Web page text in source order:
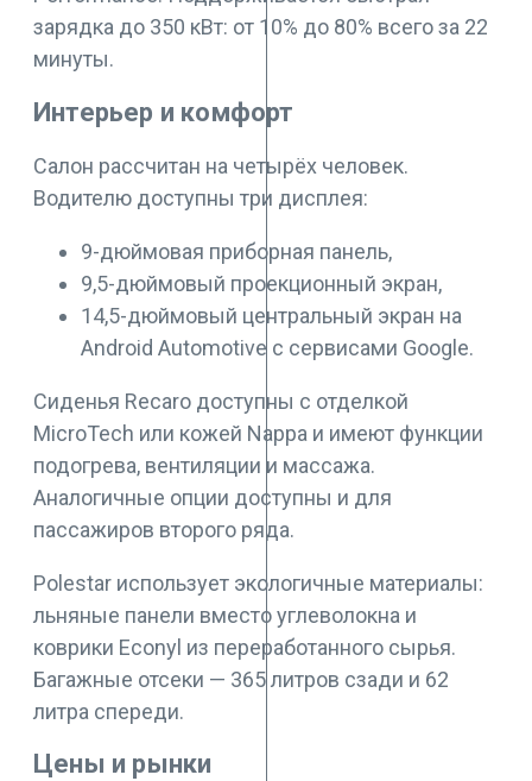
зарядка до 350 кВт: от 10% до 80% всего за 22
минуты.
Интерьер и комфорт
Салон рассчитан на четырёх человек.
Водителю доступны три дисплея:
9-дюймовая приборная панель,
9,5-дюймовый проекционный экран,
14,5-дюймовый центральный экран на
Android Automotive с сервисами Google.
Сиденья Recaro доступны с отделкой
MicroTech или кожей Nappa и имеют функции
подогрева, вентиляции и массажа.
Аналогичные опции доступны и для
пассажиров второго ряда.
Polestar использует экологичные материалы:
льняные панели вместо углеволокна и
коврики Econyl из переработанного сырья.
Багажные отсеки — 365 литров сзади и 62
литра спереди.
Цены и рынки